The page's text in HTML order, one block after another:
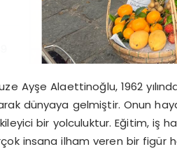
Ayşe Alaettinoğlu, 1962
dünyaya gelmiştir. Onun
bir yolculuktur. Eğitim, iş
insana ilham veren bir figür